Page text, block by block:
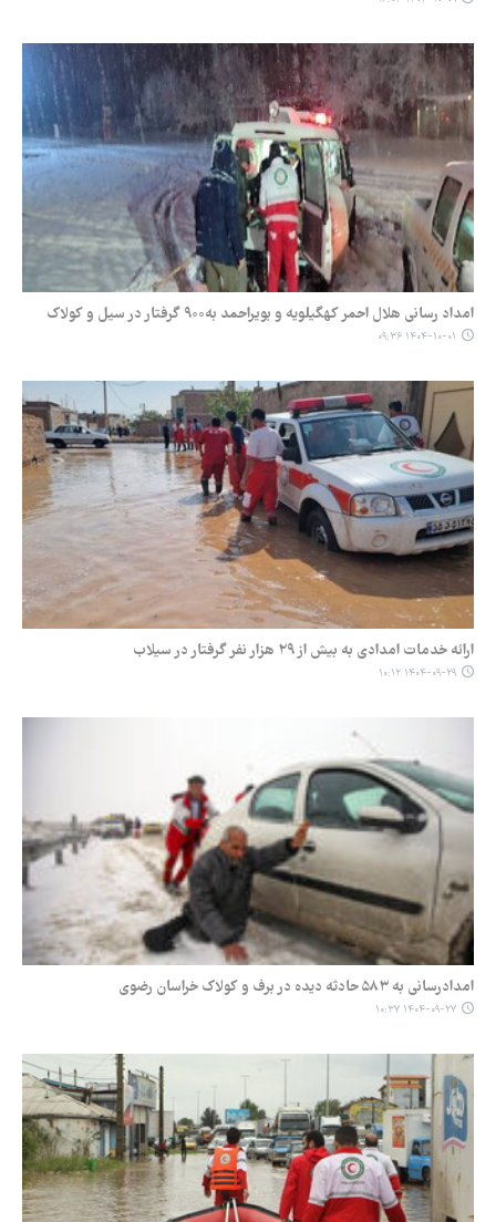
امداد رسانی هلال احمر کهگیلویه و بویراحمد به۹۰۰ گرفتار در سیل و کولاک
۱۴۰۴-۱۰-۰۱ ۰۹:۳۶
ارائه خدمات امدادی به بیش از ۲۹ هزار نفر گرفتار در سیلاب
۱۴۰۴-۰۹-۲۹ ۱۰:۱۲
امدادرسانی به ۵۸۳ حادثه دیده در برف و کولاک خراسان رضوی
۱۴۰۴-۰۹-۲۷ ۱۰:۳۷